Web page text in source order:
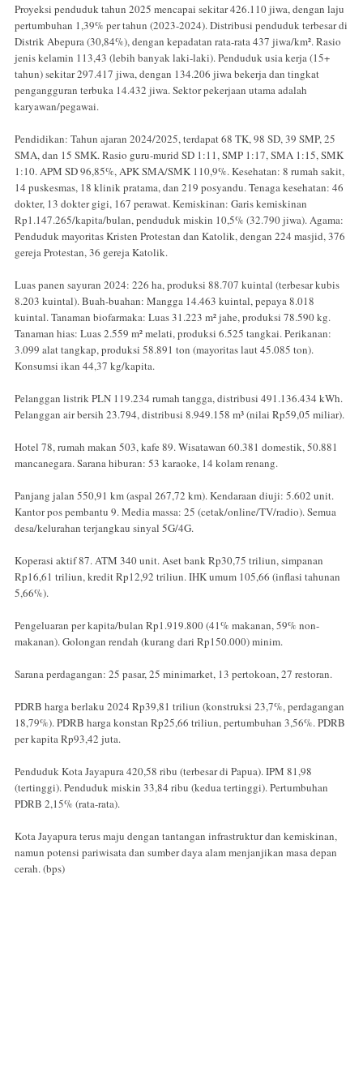
Proyeksi penduduk tahun 2025 mencapai sekitar 426.110 jiwa, dengan laju
pertumbuhan 1,39% per tahun (2023-2024). Distribusi penduduk terbesar di
Distrik Abepura (30,84%), dengan kepadatan rata-rata 437 jiwa/km². Rasio
jenis kelamin 113,43 (lebih banyak laki-laki). Penduduk usia kerja (15+
tahun) sekitar 297.417 jiwa, dengan 134.206 jiwa bekerja dan tingkat
pengangguran terbuka 14.432 jiwa. Sektor pekerjaan utama adalah
karyawan/pegawai.
Pendidikan: Tahun ajaran 2024/2025, terdapat 68 TK, 98 SD, 39 SMP, 25
SMA, dan 15 SMK. Rasio guru-murid SD 1:11, SMP 1:17, SMA 1:15, SMK
1:10. APM SD 96,85%, APK SMA/SMK 110,9%. Kesehatan: 8 rumah sakit,
14 puskesmas, 18 klinik pratama, dan 219 posyandu. Tenaga kesehatan: 46
dokter, 13 dokter gigi, 167 perawat. Kemiskinan: Garis kemiskinan
Rp1.147.265/kapita/bulan, penduduk miskin 10,5% (32.790 jiwa). Agama:
Penduduk mayoritas Kristen Protestan dan Katolik, dengan 224 masjid, 376
gereja Protestan, 36 gereja Katolik.
Luas panen sayuran 2024: 226 ha, produksi 88.707 kuintal (terbesar kubis
8.203 kuintal). Buah-buahan: Mangga 14.463 kuintal, pepaya 8.018
kuintal. Tanaman biofarmaka: Luas 31.223 m² jahe, produksi 78.590 kg.
Tanaman hias: Luas 2.559 m² melati, produksi 6.525 tangkai. Perikanan:
3.099 alat tangkap, produksi 58.891 ton (mayoritas laut 45.085 ton).
Konsumsi ikan 44,37 kg/kapita.
Pelanggan listrik PLN 119.234 rumah tangga, distribusi 491.136.434 kWh.
Pelanggan air bersih 23.794, distribusi 8.949.158 m³ (nilai Rp59,05 miliar).
Hotel 78, rumah makan 503, kafe 89. Wisatawan 60.381 domestik, 50.881
mancanegara. Sarana hiburan: 53 karaoke, 14 kolam renang.
Panjang jalan 550,91 km (aspal 267,72 km). Kendaraan diuji: 5.602 unit.
Kantor pos pembantu 9. Media massa: 25 (cetak/online/TV/radio). Semua
desa/kelurahan terjangkau sinyal 5G/4G.
Koperasi aktif 87. ATM 340 unit. Aset bank Rp30,75 triliun, simpanan
Rp16,61 triliun, kredit Rp12,92 triliun. IHK umum 105,66 (inflasi tahunan
5,66%).
Pengeluaran per kapita/bulan Rp1.919.800 (41% makanan, 59% non-
makanan). Golongan rendah (kurang dari Rp150.000) minim.
Sarana perdagangan: 25 pasar, 25 minimarket, 13 pertokoan, 27 restoran.
PDRB harga berlaku 2024 Rp39,81 triliun (konstruksi 23,7%, perdagangan
18,79%). PDRB harga konstan Rp25,66 triliun, pertumbuhan 3,56%. PDRB
per kapita Rp93,42 juta.
Penduduk Kota Jayapura 420,58 ribu (terbesar di Papua). IPM 81,98
(tertinggi). Penduduk miskin 33,84 ribu (kedua tertinggi). Pertumbuhan
PDRB 2,15% (rata-rata).
Kota Jayapura terus maju dengan tantangan infrastruktur dan kemiskinan,
namun potensi pariwisata dan sumber daya alam menjanjikan masa depan
cerah. (bps)